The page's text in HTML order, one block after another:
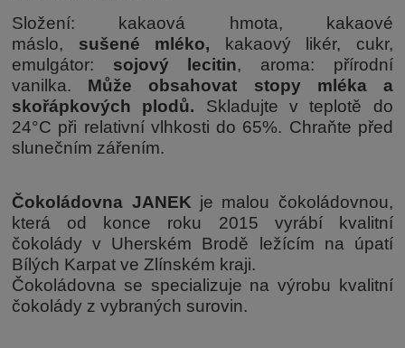
Složení: kakaová hmota, kakaové
máslo, sušené mléko, kakaový likér, cukr,
emulgátor: sojový lecitin, aroma: přírodní
vanilka. Může obsahovat stopy mléka a
skořápkových plodů. Skladujte v teplotě do
24°C při relativní vlhkosti do 65%. Chraňte před
slunečním zářením.
Čokoládovna JANEK je malou čokoládovnou,
která od konce roku 2015 vyrábí kvalitní
čokolády v Uherském Brodě ležícím na úpatí
Bílých Karpat ve Zlínském kraji.
Čokoládovna se specializuje na výrobu kvalitní
čokolády z vybraných surovin.